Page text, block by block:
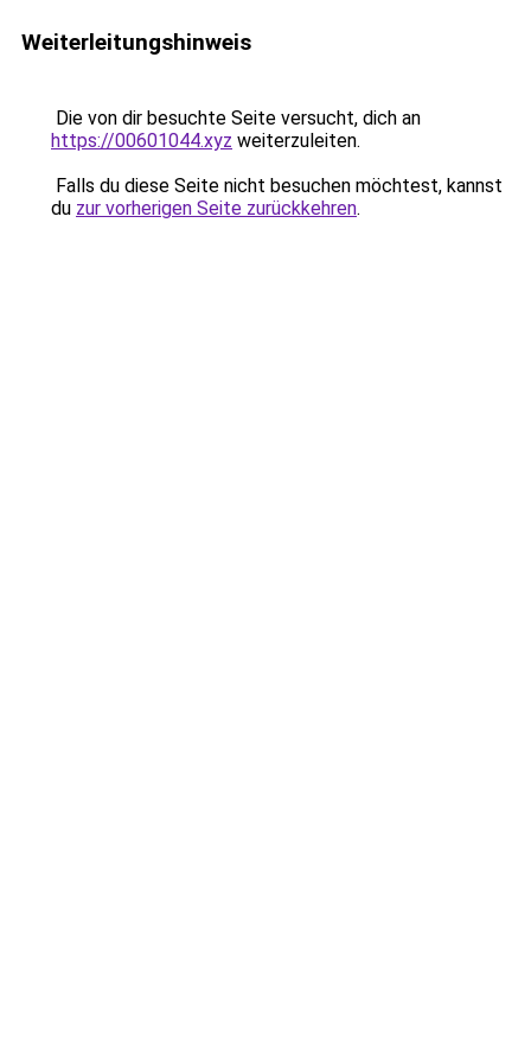
Weiterleitungshinweis
Die von dir besuchte Seite versucht, dich an
https://00601044.xyz weiterzuleiten.
Falls du diese Seite nicht besuchen möchtest, kannst
du zur vorherigen Seite zurückkehren.